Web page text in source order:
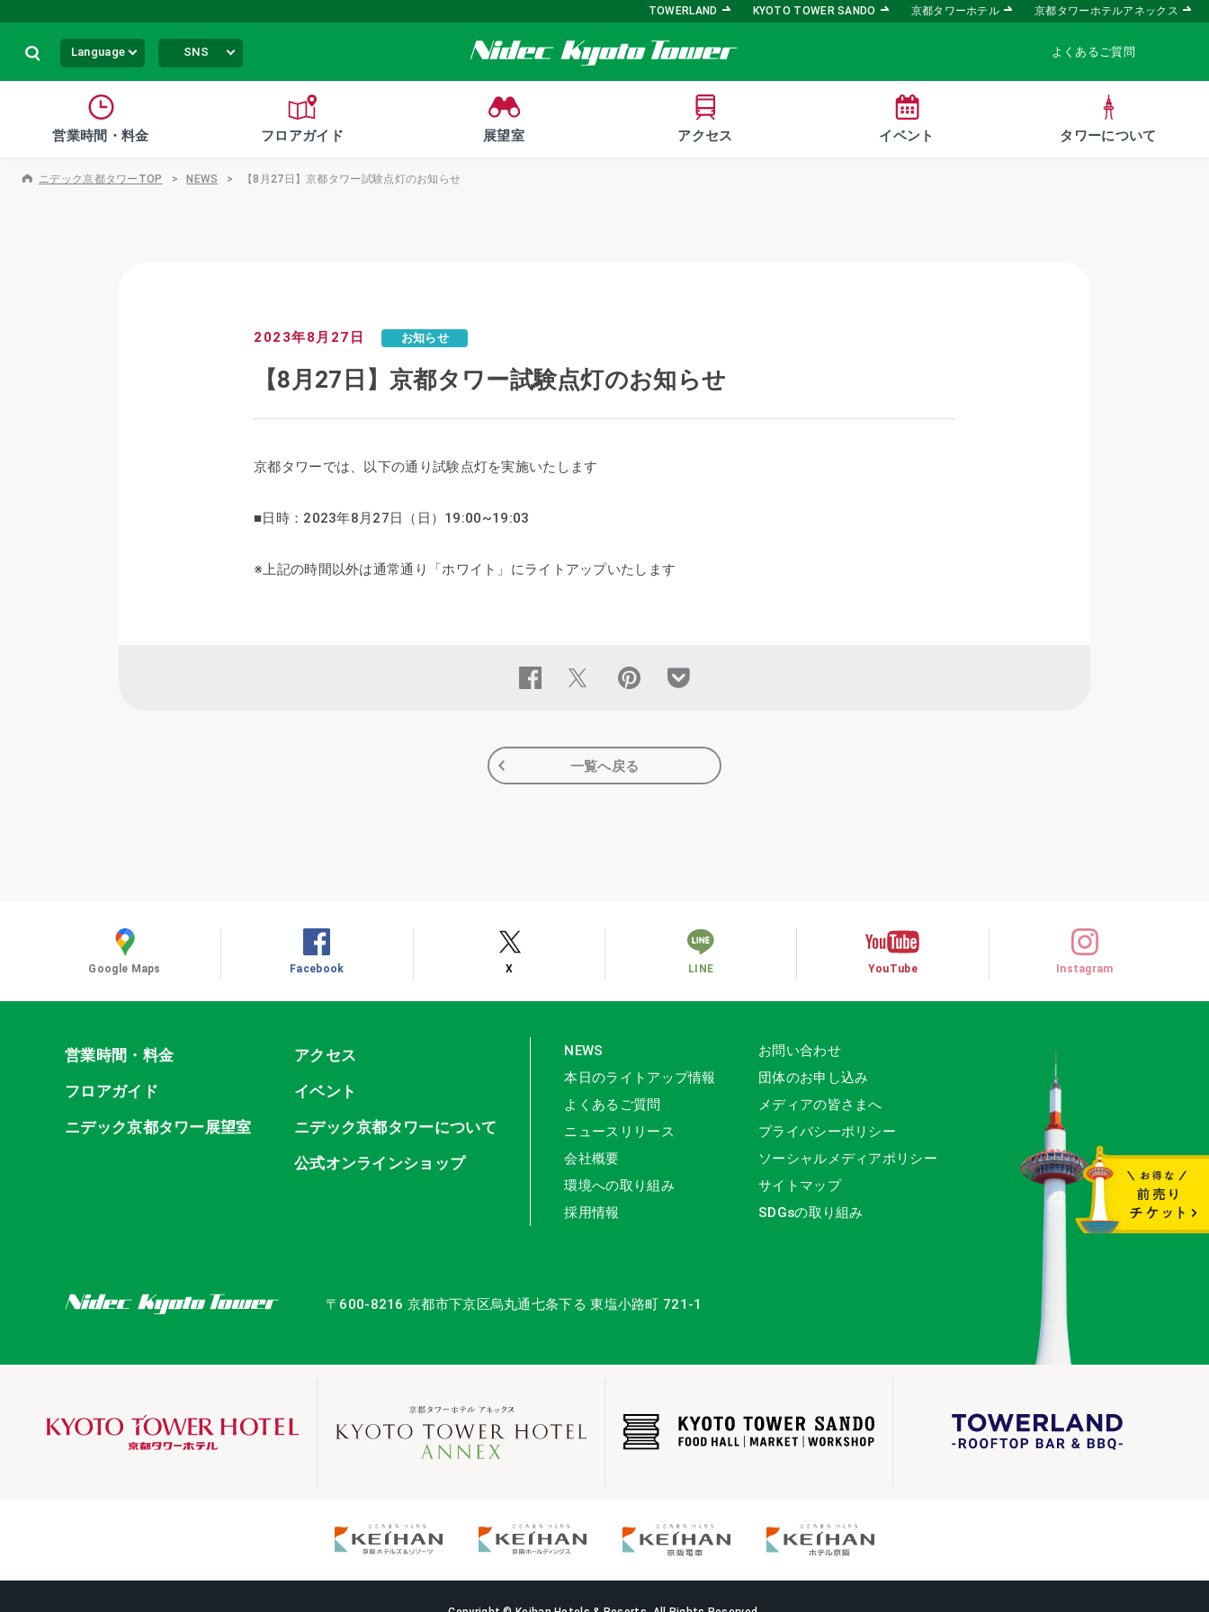
TOWERLAND KYOTO TOWER SANDO 京都タワーホテル 京都タワーホテルアネックス
Language SNS よくあるご質問
営業時間・料金 フロアガイド 展望室 アクセス イベント タワーについて
ニデック京都タワーTOP NEWS 【8月27日】京都タワー試験点灯のお知らせ
2023年8月27日 お知らせ
【8月27日】京都タワー試験点灯のお知らせ
京都タワーでは、以下の通り試験点灯を実施いたします
■日時：2023年8月27日（日）19:00~19:03
※上記の時間以外は通常通り「ホワイト」にライトアップいたします
一覧へ戻る
Google Maps Facebook X LINE YouTube Instagram
営業時間・料金
フロアガイド
ニデック京都タワー展望室
アクセス
イベント
ニデック京都タワーについて
公式オンラインショップ
NEWS
本日のライトアップ情報
よくあるご質問
ニュースリリース
会社概要
環境への取り組み
採用情報
お問い合わせ
団体のお申し込み
メディアの皆さまへ
プライバシーポリシー
ソーシャルメディアポリシー
サイトマップ
SDGsの取り組み
〒600-8216 京都市下京区烏丸通七条下る 東塩小路町 721-1